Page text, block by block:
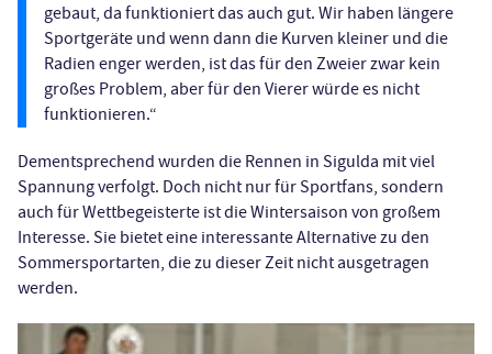
gebaut, da funktioniert das auch gut. Wir haben längere
Sportgeräte und wenn dann die Kurven kleiner und die
Radien enger werden, ist das für den Zweier zwar kein
großes Problem, aber für den Vierer würde es nicht
funktionieren.“
Dementsprechend wurden die Rennen in Sigulda mit viel
Spannung verfolgt. Doch nicht nur für Sportfans, sondern
auch für Wettbegeisterte ist die Wintersaison von großem
Interesse. Sie bietet eine interessante Alternative zu den
Sommersportarten, die zu dieser Zeit nicht ausgetragen
werden.